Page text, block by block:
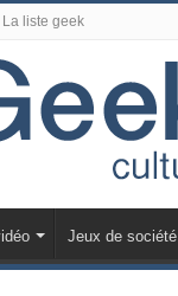
La liste geek
Jeux de société